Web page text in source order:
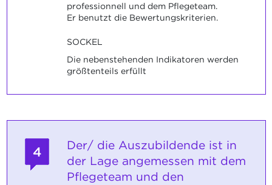
professionnell und dem Pflegeteam.
Er benutzt die Bewertungskriterien.
SOCKEL
Die nebenstehenden Indikatoren werden
größtenteils erfüllt
4
Der/ die Auszubildende ist in
der Lage angemessen mit dem
Pflegeteam und den